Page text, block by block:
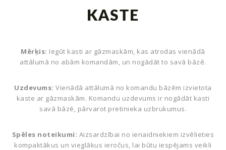
CENAS
REZERVĀCIJA
PASĀKUMU ORGANIZĒŠANA
KASTE
Mērķis: Iegūt kasti ar gāzmaskām, kas atrodas vienādā
attālumā no abām komandām, un nogādāt to savā bāzē.
Uzdevums: Vienādā attālumā no komandu bāzēm izvietota
kaste ar gāzmaskām. Komandu uzdevums ir nogādāt kasti
savā bāzē, pārvarot pretinieka uzbrukumus.
Spēles noteikumi: Aizsardzībai no ienaidniekiem izvēlieties
kompaktākus un vieglākus ieročus, lai būtu iespējams veikli